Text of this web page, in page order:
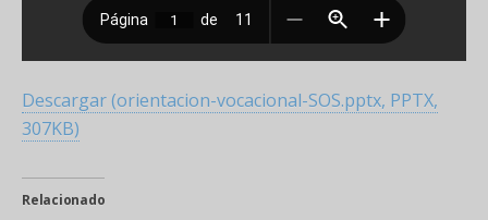
Descargar (orientacion-vocacional-SOS.pptx, PPTX,
307KB)
Relacionado